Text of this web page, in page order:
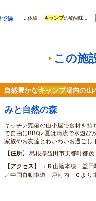
で過
…体験 キャンプの醍醐味…
この施
自然豊かなキャンプ場内の山
みと自然の森
キッチン完備の山小屋で食材を持
で自由にBBQ♪ 夏は清流で水遊び
家族やお友達とわいわいお過ごし
住所
島根県益田市美都町都茂
アクセス
ＪＲ山陰本線 益田
／中国自動車道 戸河内ＩＣより